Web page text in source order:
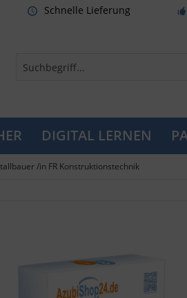
Schnelle Lieferung
DIGITAL LERNEN
/in FR Konstruktionstechnik